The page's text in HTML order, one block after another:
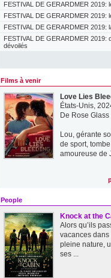
FESTIVAL DE GERARDMER 2019:
FESTIVAL DE GERARDMER 2019:
FESTIVAL DE GERARDMER 2019:
FESTIVAL DE GERARDMER 2019:
dévoilés
Films à venir
Love Lies
États-Unis,
De Rose Glass
Lou, gérante
de sport,
amoureuse de
People
Knock at the
Alors qu’ils
vacances
pleine nature,
ses ...